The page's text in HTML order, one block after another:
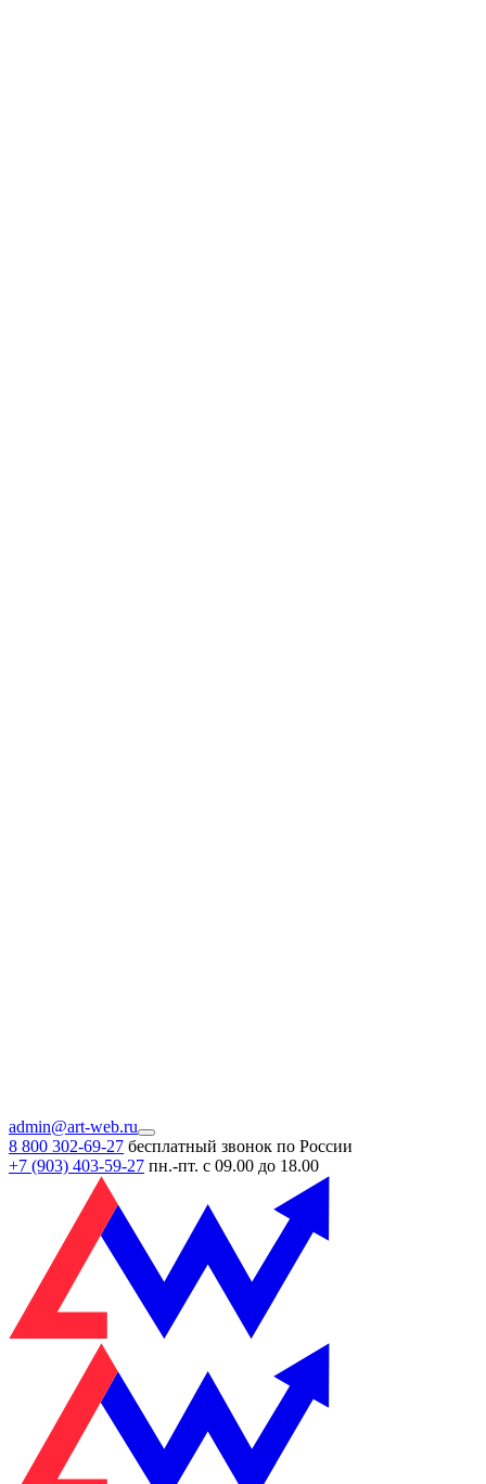
admin@art-web.ru
8 800 302-69-27 бесплатный звонок по России
+7 (903) 403-59-27 пн.-пт. с 09.00 до 18.00